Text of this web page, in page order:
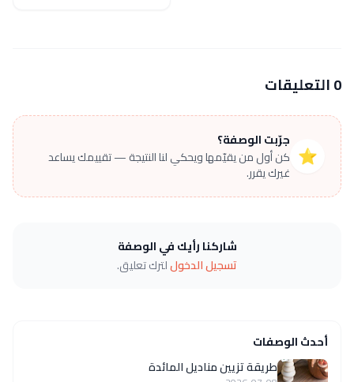
0 التعليقات
⭐
جرّبت الوصفة؟
كن أول من يقيّمها ويحكي لنا النتيجة — تقييمك يساعد
غيرك يقرر.
شاركنا رأيك في الوصفة
تسجيل الدخوللترك تعليق.
أحدث الوصفات
طريقة تزيين مناديل المائدة